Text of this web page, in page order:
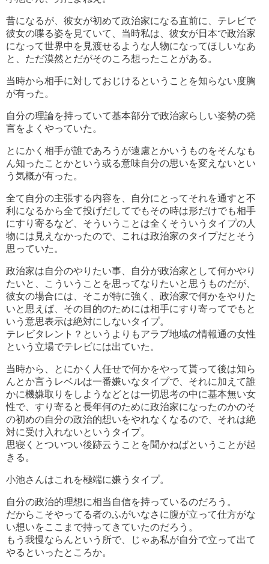
昔になるが、彼女が初めて政治家になる直前に、テレビで
彼女の喋る姿を見ていて、当時私は、彼女が日本で政治家
になって世界中を見渡せるような人物になってほしいなあ
と、ただ漠然とだがそのころ想ったことがある。
当時から相手に対しておじけるということを知らない度胸
が有った。
自分の理論を持っていて基本部分で政治家らしい姿勢の発
言をよくやっていた。
とにかく相手が誰であろうが遠慮とかいうものをそんなも
ん知ったことかという或る意味自分の思いを変えないとい
う気概が有った。
全て自分の主張する内容を、自分にとってそれを通すと不
利になるから全て投げだしてでもその時は形だけでも相手
にすり寄るなど、そういうことは全くそういうタイプの人
物には見えなかったので、これは政治家のタイプだとそう
思っていた。
政治家は自分のやりたい事、自分が政治家として何かやり
たいと、こういうことを思ってなりたいと思うものだが、
彼女の場合には、そこが特に強く、政治家で何かをやりた
いと思えば、その目的のためには相手にすり寄ってでもと
いう意思表示は絶対にしないタイプ。
テレビタレント？というよりもアラブ地域の情報通の女性
という立場でテレビには出ていた。
当時から、とにかく人任せで何かをやって貰って後は知ら
んとか言うレベルは一番嫌いなタイプで、それに加えて誰
かに機嫌取りをしようなどとは一切思考の中に基本無い女
性で、すり寄ると長年何のために政治家になったのかのそ
の初めの自分の政治的想いをやれなくなるので、それは絶
対に受け入れないというタイプ。
思寝くとついつい後跡云うことを聞かねばということが起
きる。
小池さんはこれを極端に嫌うタイプ。
自分の政治的理想に相当自信を持っているのだろう。
だからこそやってる者のふがいなさに腹が立って仕方がな
い想いをここまで持ってきていたのだろう。
もう我慢ならんという所で、じゃあ私が自分で立って出て
やるといったところか。